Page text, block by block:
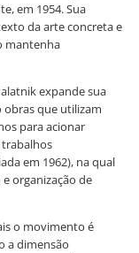
em 1954. Sua
da arte concreta e
mantenha
expande sua
obras que utilizam
para acionar
trabalhos
em 1962), na qual
organização de
o movimento é
a dimensão